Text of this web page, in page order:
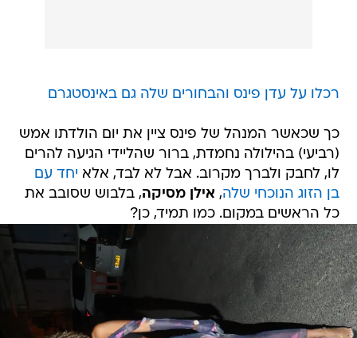
רכלו על עדן פינס והבחורים שלה גם באינסטגרם
כך שכאשר המנהל של פינס ציין את יום הולדתו אמש
(רביעי) בהילולה נחמדת, ברור שהליידי הגיעה להרים
לו, לחבק ולברך מקרוב. אבל לא לבד, אלא יחד עם
בן הזוג הנוכחי שלה, אילן מסיקה, בלבוש שסובב את
כל הראשים במקום. כמו תמיד, כן?